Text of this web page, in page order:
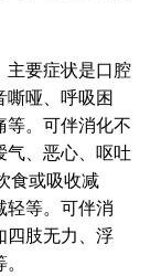
主要症状是口腔
嘶哑、呼吸困
。可伴消化不
气、恶心、呕吐
食或吸收减
轻等。可伴消
四肢无力、浮